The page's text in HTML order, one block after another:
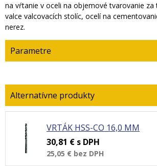
na vŕtanie v oceli na objemové tvarovanie za
valce valcovacích stolíc, ocelí na
nerez.
Parametre
VRTÁK HSS-CO 16,0 MM
30,81 € s DPH
25,05 € bez DPH